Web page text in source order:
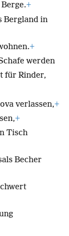
+
Bergland in
+
werden
für Rinder,
verlassen,+
+
Tisch
Becher